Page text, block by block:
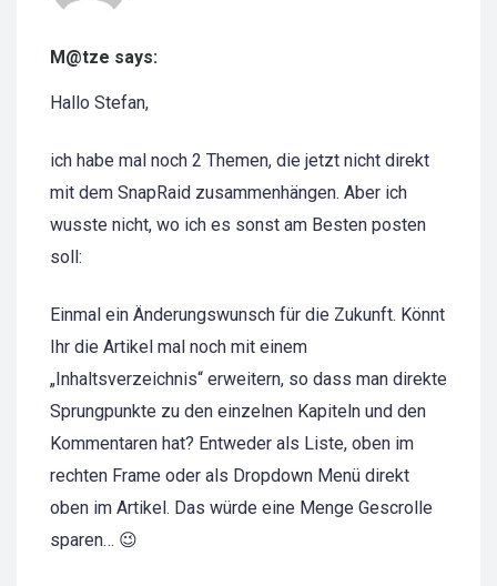
M@tze says:
Hallo Stefan,
ich habe mal noch 2 Themen, die jetzt nicht direkt
mit dem SnapRaid zusammenhängen. Aber ich
wusste nicht, wo ich es sonst am Besten posten
soll:
Einmal ein Änderungswunsch für die Zukunft. Könnt
Ihr die Artikel mal noch mit einem
„Inhaltsverzeichnis“ erweitern, so dass man direkte
Sprungpunkte zu den einzelnen Kapiteln und den
Kommentaren hat? Entweder als Liste, oben im
rechten Frame oder als Dropdown Menü direkt
oben im Artikel. Das würde eine Menge Gescrolle
sparen… 😉